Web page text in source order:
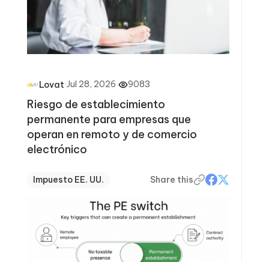
Lovat·Jul 28, 2026· 9083
Riesgo de establecimiento
permanente para empresas que
operan en remoto y de comercio
electrónico
Impuesto EE. UU. Share this